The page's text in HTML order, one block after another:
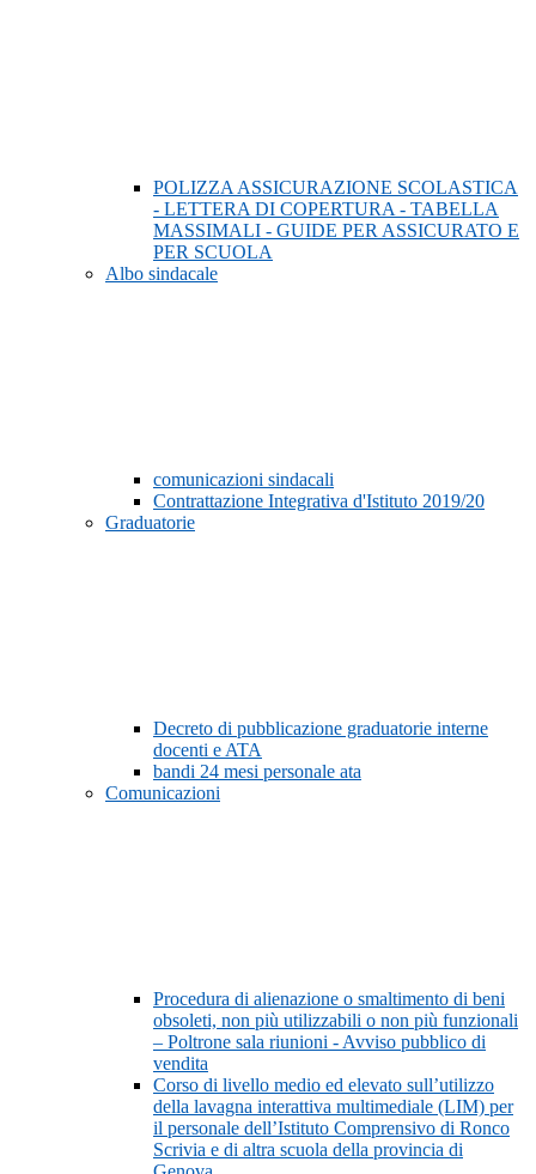
POLIZZA ASSICURAZIONE SCOLASTICA
- LETTERA DI COPERTURA - TABELLA
MASSIMALI - GUIDE PER ASSICURATO E
PER SCUOLA
Albo sindacale
comunicazioni sindacali
Contrattazione Integrativa d'Istituto 2019/20
Graduatorie
Decreto di pubblicazione graduatorie interne
docenti e ATA
bandi 24 mesi personale ata
Comunicazioni
Procedura di alienazione o smaltimento di beni
obsoleti, non più utilizzabili o non più funzionali
– Poltrone sala riunioni - Avviso pubblico di
vendita
Corso di livello medio ed elevato sull’utilizzo
della lavagna interattiva multimediale (LIM) per
il personale dell’Istituto Comprensivo di Ronco
Scrivia e di altra scuola della provincia di